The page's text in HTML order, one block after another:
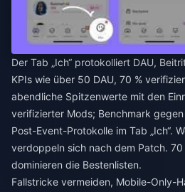
Der Tab „Ich“ protokolliert DAU,
KPIs wie über 50 DAU, 70 %
abendliche Spitzenwerte mit den
verifizierter Mods; Benchmark
Post-Event-Protokolle im Tab „Ich“.
verdoppeln sich nach dem Patch.
dominieren die Bestenlisten.
Fallstricke vermeiden, Mobile-Only-